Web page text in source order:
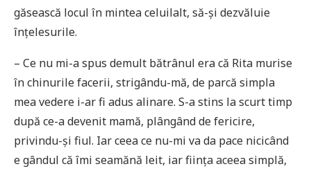
găsească locul în mintea celuilalt, să-și dezvăluie
înțelesurile.
– Ce nu mi-a spus demult bătrânul era că Rita murise
în chinurile facerii, strigându-mă, de parcă simpla
mea vedere i-ar fi adus alinare. S-a stins la scurt timp
după ce-a devenit mamă, plângând de fericire,
privindu-și fiul. Iar ceea ce nu-mi va da pace nicicând
e gândul că îmi seamănă leit, iar ființa aceea simplă,